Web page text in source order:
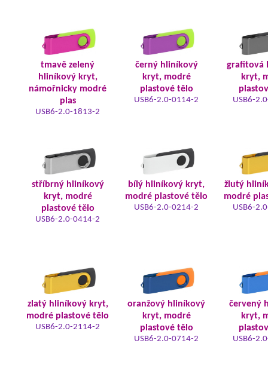
tmavě zelený
hliníkový kryt,
námořnicky modré
plas
USB6-2.0-1813-2
černý hliníkový
kryt, modré
plastové tělo
USB6-2.0-0114-2
grafitová
kryt,
USB6-
stříbrný hliníkový
kryt, modré
plastové tělo
USB6-2.0-0414-2
bílý hliníkový kryt,
modré plastové tělo
USB6-2.0-0214-2
žlutý
modré
USB6-
zlatý hliníkový kryt,
modré plastové tělo
USB6-2.0-2114-2
oranžový hliníkový
kryt, modré
plastové tělo
USB6-2.0-0714-2
červený
kryt,
USB6-